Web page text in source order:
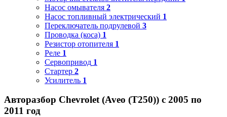
Насос омывателя 2
Насос топливный электрический 1
Переключатель подрулевой 3
Проводка (коса) 1
Резистор отопителя 1
Реле 1
Сервопривод 1
Стартер 2
Усилитель 1
Авторазбор Chevrolet (Aveo (T250)) с 2005 по
2011 год